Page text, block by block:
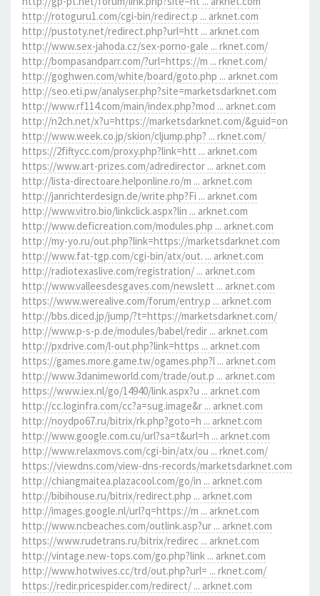
http://rotoguru1.com/cgi-bin/redirect.p ... arknet.com
http://pustoty.net/redirect.php?url=htt ... arknet.com
http://www.sex-jahoda.cz/sex-porno-gale ... rknet.com/
http://bompasandparr.com/?url=https://m ... rknet.com/
http://goghwen.com/white/board/goto.php ... arknet.com
http://seo.eti.pw/analyser.php?site=marketsdarknet.com
http://www.rf114.com/main/index.php?mod ... arknet.com
http://n2ch.net/x?u=https://marketsdarknet.com/&guid=on
http://www.week.co.jp/skion/cljump.php? ... rknet.com/
https://2fiftycc.com/proxy.php?link=htt ... arknet.com
https://www.art-prizes.com/adredirector ... arknet.com
http://lista-directoare.helponline.ro/m ... arknet.com
http://janrichterdesign.de/write.php?Fi ... arknet.com
http://www.vitro.bio/linkclick.aspx?lin ... arknet.com
http://www.deficreation.com/modules.php ... arknet.com
http://my-yo.ru/out.php?link=https://marketsdarknet.com
http://www.fat-tgp.com/cgi-bin/atx/out. ... arknet.com
http://radiotexaslive.com/registration/ ... arknet.com
http://www.valleesdesgaves.com/newslett ... arknet.com
https://www.werealive.com/forum/entry.p ... arknet.com
http://bbs.diced.jp/jump/?t=https://marketsdarknet.com/
http://www.p-s-p.de/modules/babel/redir ... arknet.com
http://pxdrive.com/l-out.php?link=https ... arknet.com
https://games.more.game.tw/ogames.php?l ... arknet.com
http://www.3danimeworld.com/trade/out.p ... arknet.com
https://www.iex.nl/go/14940/link.aspx?u ... arknet.com
http://cc.loginfra.com/cc?a=sug.image&r ... arknet.com
http://noydpo67.ru/bitrix/rk.php?goto=h ... arknet.com
http://www.google.com.cu/url?sa=t&url=h ... arknet.com
http://www.relaxmovs.com/cgi-bin/atx/ou ... rknet.com/
https://viewdns.com/view-dns-records/marketsdarknet.com
http://chiangmaitea.plazacool.com/go/in ... arknet.com
http://bibihouse.ru/bitrix/redirect.php ... arknet.com
http://images.google.nl/url?q=https://m ... arknet.com
http://www.ncbeaches.com/outlink.asp?ur ... arknet.com
https://www.rudetrans.ru/bitrix/redirec ... arknet.com
http://vintage.new-tops.com/go.php?link ... arknet.com
http://www.hotwives.cc/trd/out.php?url= ... rknet.com/
https://redir.pricespider.com/redirect/ ... arknet.com